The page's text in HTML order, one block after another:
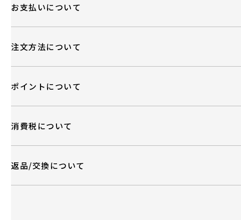
お支払いについて
注文方法について
ポイントについて
消費税について
返品/交換について